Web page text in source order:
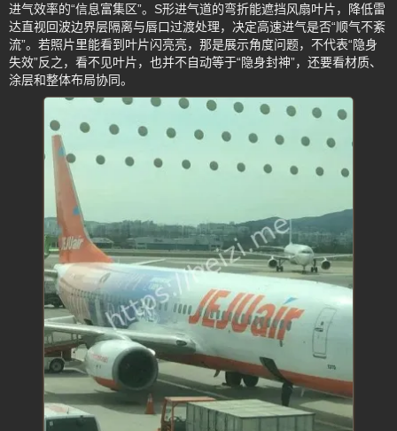
进气效率的“信息富集区”。S形进气道的弯折能遮挡风扇叶片，降低雷
达直视回波边界层隔离与唇口过渡处理，决定高速进气是否“顺气不紊
流”。若照片里能看到叶片闪亮亮，那是展示角度问题，不代表“隐身
失效”反之，看不见叶片，也并不自动等于“隐身封神”，还要看材质、
涂层和整体布局协同。